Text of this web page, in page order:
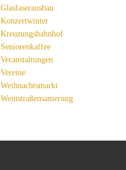
Glasfaserausbau
Konzertwinter
Kreuzungsbahnhof
Seniorenkaffee
Veranstaltungen
Vereine
Weihnachtsmarkt
Weinstraßensanierung